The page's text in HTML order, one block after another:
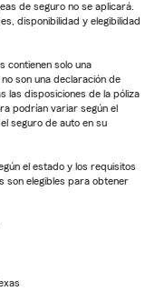
de seguro no se aplicará.
disponibilidad y elegibilidad
contienen solo una
son una declaración de
las disposiciones de la póliza
podrían variar según el
seguro de auto en su
el estado y los requisitos
son elegibles para obtener